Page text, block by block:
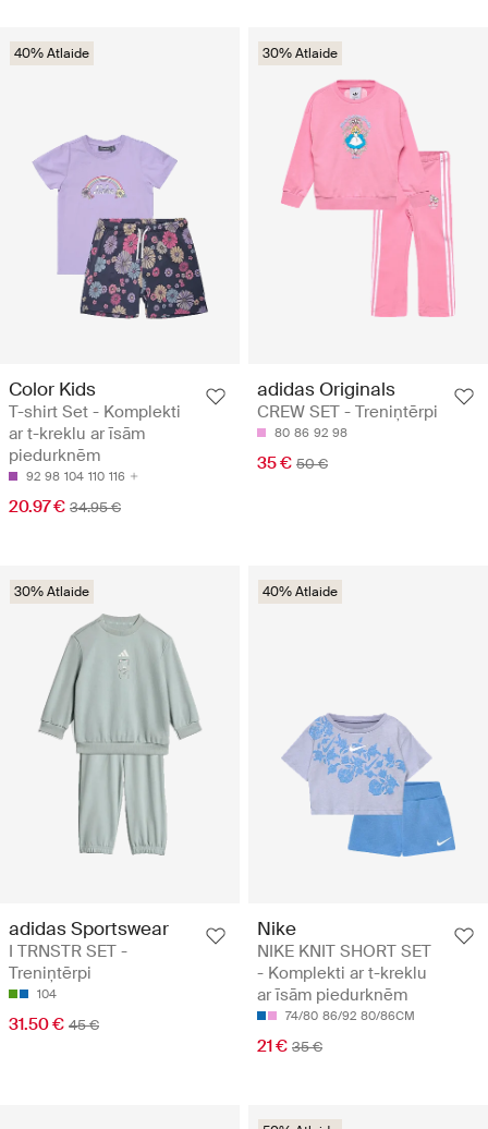
40% Atlaide
Color Kids
T-shirt Set - Komplekti
ar t-kreklu ar īsām
piedurknēm
92 98 104 110 116
20.97 € 34.95 €
30% Atlaide
adidas Originals
CREW SET - Treniņtērpi
80 86 92 98
35 € 50 €
30% Atlaide
adidas Sportswear
I TRNSTR SET -
Treniņtērpi
104
31.50 € 45 €
40% Atlaide
Nike
NIKE KNIT SHORT SET
- Komplekti ar t-kreklu
ar īsām piedurknēm
74/80 86/92 80/86CM
21 € 35 €